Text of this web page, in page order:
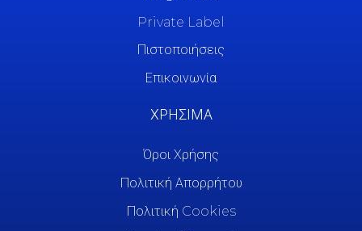
Private Label
Πιστοποιήσεις
Επικοινωνία
ΧΡΗΣΙΜΑ
Όροι Χρήσης
Πολιτική Απορρήτου
Πολιτική Cookies